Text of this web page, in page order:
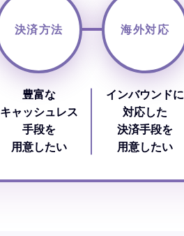
決済方法
豊富な
キャッシュレス
手段を
用意したい
海外対応
インバウンドに
対応した
決済手段を
用意したい